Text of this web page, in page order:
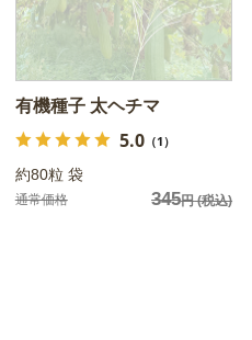
有機種子 太ヘチマ
5.0（1）
約80粒 袋
通常価格 345円(税込)